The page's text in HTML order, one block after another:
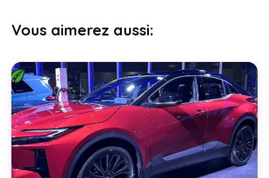
Vous aimerez aussi: